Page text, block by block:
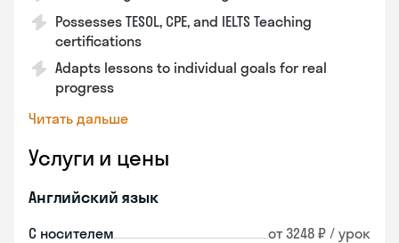
Possesses TESOL, CPE, and IELTS Teaching
certifications
Adapts lessons to individual goals for real
progress
Читать дальше
Услуги и цены
Английский язык
С носителем от 3248 ₽ / урок